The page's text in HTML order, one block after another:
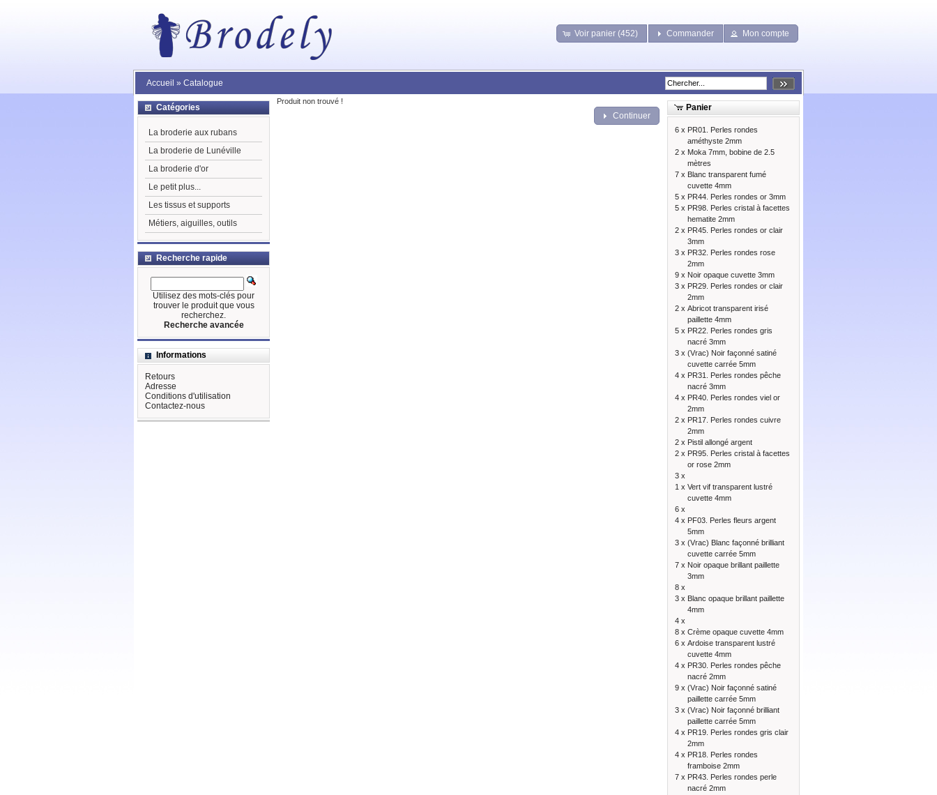
Voir panier (452) Commander Mon compte
Accueil » Catalogue
Produit non trouvé !
Continuer
Catégories
La broderie aux rubans
La broderie de Lunéville
La broderie d'or
Le petit plus...
Les tissus et supports
Métiers, aiguilles, outils
Recherche rapide
Utilisez des mots-clés pour
trouver le produit que vous
recherchez.
Recherche avancée
Informations
Retours
Adresse
Conditions d'utilisation
Contactez-nous
Panier
6 x PR01. Perles rondes
améthyste 2mm
2 x Moka 7mm, bobine de 2.5
mètres
7 x Blanc transparent fumé
cuvette 4mm
5 x PR44. Perles rondes or 3mm
5 x PR98. Perles cristal à facettes
hematite 2mm
2 x PR45. Perles rondes or clair
3mm
3 x PR32. Perles rondes rose
2mm
9 x Noir opaque cuvette 3mm
3 x PR29. Perles rondes or clair
2mm
2 x Abricot transparent irisé
paillette 4mm
5 x PR22. Perles rondes gris
nacré 3mm
3 x (Vrac) Noir façonné satiné
cuvette carrée 5mm
4 x PR31. Perles rondes pêche
nacré 3mm
4 x PR40. Perles rondes viel or
2mm
2 x PR17. Perles rondes cuivre
2mm
2 x Pistil allongé argent
2 x PR95. Perles cristal à facettes
or rose 2mm
3 x
1 x Vert vif transparent lustré
cuvette 4mm
6 x
4 x PF03. Perles fleurs argent
5mm
3 x (Vrac) Blanc façonné brilliant
cuvette carrée 5mm
7 x Noir opaque brillant paillette
3mm
8 x
3 x Blanc opaque brillant paillette
4mm
4 x
8 x Crème opaque cuvette 4mm
6 x Ardoise transparent lustré
cuvette 4mm
4 x PR30. Perles rondes pêche
nacré 2mm
9 x (Vrac) Noir façonné satiné
paillette carrée 5mm
3 x (Vrac) Noir façonné brilliant
paillette carrée 5mm
4 x PR19. Perles rondes gris clair
2mm
4 x PR18. Perles rondes
framboise 2mm
7 x PR43. Perles rondes perle
nacré 2mm